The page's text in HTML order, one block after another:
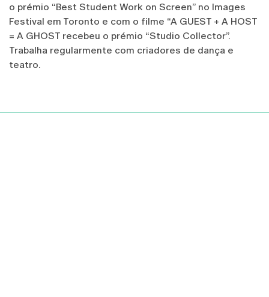
o prémio “Best Student Work on Screen” no Images
Festival em Toronto e com o filme “A GUEST + A HOST
= A GHOST recebeu o prémio “Studio Collector”.
Trabalha regularmente com criadores de dança e
teatro.